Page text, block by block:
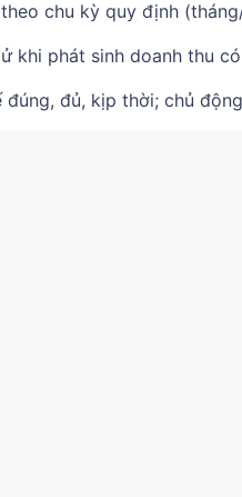
chu kỳ quy định
khi phát sinh doanh thu
đúng, đủ, kịp thời; chủ